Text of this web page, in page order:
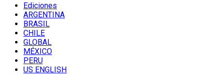
Ediciones
ARGENTINA
BRASIL
CHILE
GLOBAL
MÉXICO
PERU
US ENGLISH